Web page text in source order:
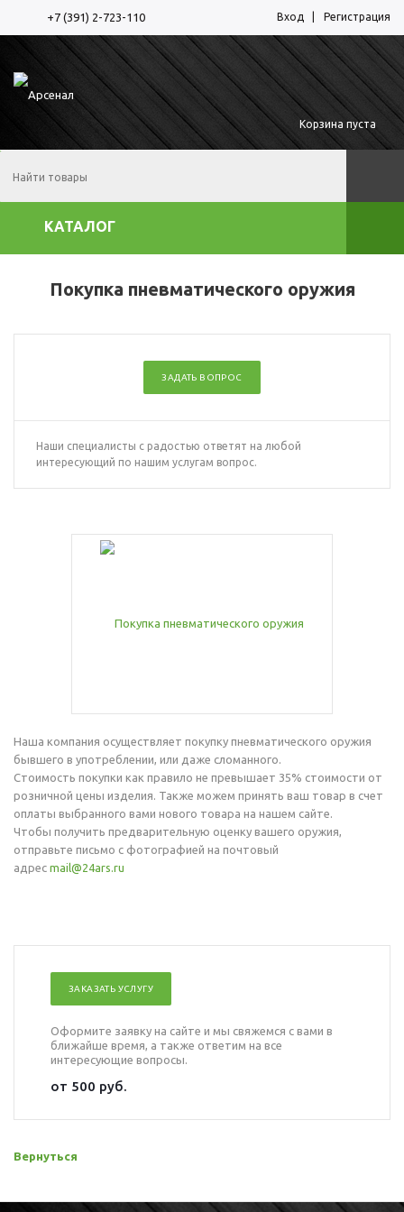
+7 (391) 2-723-110 Вход Регистрация
КАТАЛОГ
Корзина пуста
Покупка пневматического оружия
ЗАДАТЬ ВОПРОС
Наши специалисты с радостью ответят на любой
интересующий по нашим услугам вопрос.
Наша компания осуществляет покупку пневматического оружия
бывшего в употреблении, или даже сломанного.
Стоимость покупки как правило не превышает 35% стоимости от
розничной цены изделия. Также можем принять ваш товар в счет
оплаты выбранного вами нового товара на нашем сайте.
Чтобы получить предварительную оценку вашего оружия,
отправьте письмо с фотографией на почтовый
адрес mail@24ars.ru
ЗАКАЗАТЬ УСЛУГУ
Оформите заявку на сайте и мы свяжемся с вами в
ближайше время, а также ответим на все
интересующие вопросы.
от 500 руб.
Вернуться